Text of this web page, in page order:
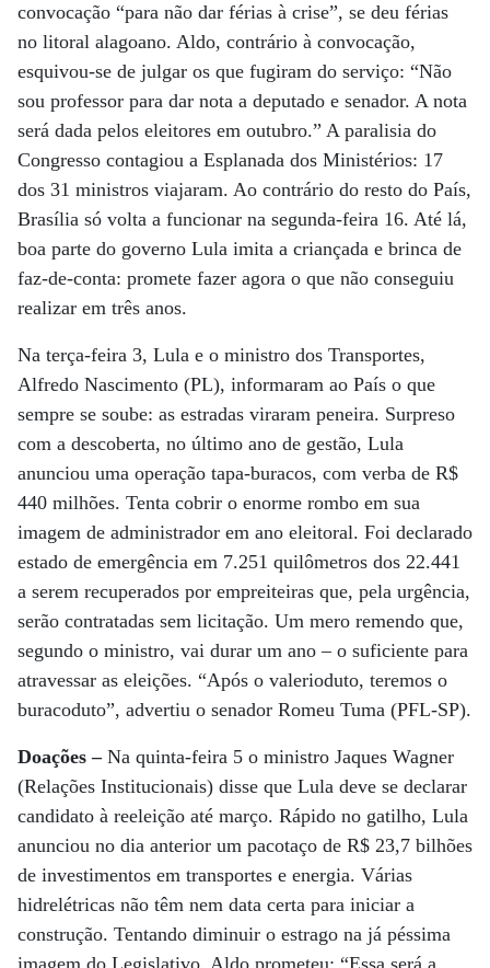
convocação “para não dar férias à crise”, se deu férias
no litoral alagoano. Aldo, contrário à convocação,
esquivou-se de julgar os que fugiram do serviço: “Não
sou professor para dar nota a deputado e senador. A nota
será dada pelos eleitores em outubro.” A paralisia do
Congresso contagiou a Esplanada dos Ministérios: 17
dos 31 ministros viajaram. Ao contrário do resto do País,
Brasília só volta a funcionar na segunda-feira 16. Até lá,
boa parte do governo Lula imita a criançada e brinca de
faz-de-conta: promete fazer agora o que não conseguiu
realizar em três anos.
Na terça-feira 3, Lula e o ministro dos Transportes,
Alfredo Nascimento (PL), informaram ao País o que
sempre se soube: as estradas viraram peneira. Surpreso
com a descoberta, no último ano de gestão, Lula
anunciou uma operação tapa-buracos, com verba de R$
440 milhões. Tenta cobrir o enorme rombo em sua
imagem de administrador em ano eleitoral. Foi declarado
estado de emergência em 7.251 quilômetros dos 22.441
a serem recuperados por empreiteiras que, pela urgência,
serão contratadas sem licitação. Um mero remendo que,
segundo o ministro, vai durar um ano – o suficiente para
atravessar as eleições. “Após o valerioduto, teremos o
buracoduto”, advertiu o senador Romeu Tuma (PFL-SP).
Doações – Na quinta-feira 5 o ministro Jaques Wagner
(Relações Institucionais) disse que Lula deve se declarar
candidato à reeleição até março. Rápido no gatilho, Lula
anunciou no dia anterior um pacotaço de R$ 23,7 bilhões
de investimentos em transportes e energia. Várias
hidrelétricas não têm nem data certa para iniciar a
construção. Tentando diminuir o estrago na já péssima
imagem do Legislativo, Aldo prometeu: “Essa será a